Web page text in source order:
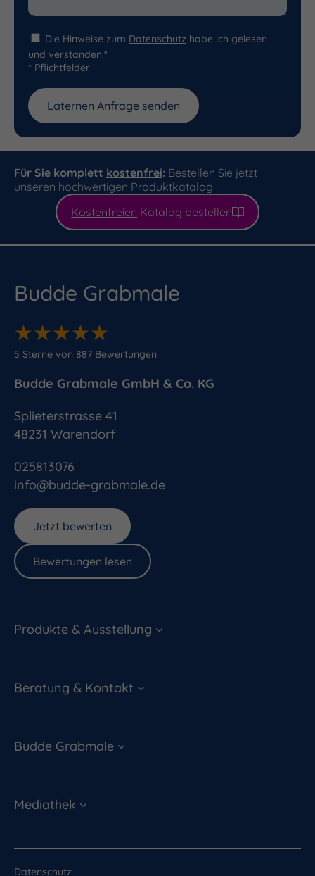
Die Hinweise zum Datenschutz habe ich gelesen
und verstanden.*
* Pflichtfelder
Für Sie komplett kostenfrei: Bestellen Sie jetzt
unseren hochwertigen Produktkatalog
Kostenfreien Katalog bestellen
Budde Grabmale
★★★★★
★★★★★
5 Sterne von 887 Bewertungen
Budde Grabmale GmbH & Co. KG
info@budde-grabmale.de
025813076
Splieterstrasse 41
48231 Warendorf
Jetzt bewerten
Bewertungen lesen
Produkte & Ausstellung
Beratung & Kontakt
Budde Grabmale
Mediathek
Datenschutz